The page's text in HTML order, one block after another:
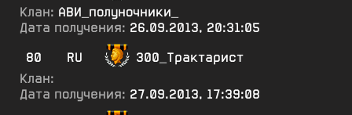
Клан: АВИ_полуночники_
Дата получения: 26.09.2013, 20:31:05
80
RU
300_Трактарист
Клан:
Дата получения: 27.09.2013, 17:39:08